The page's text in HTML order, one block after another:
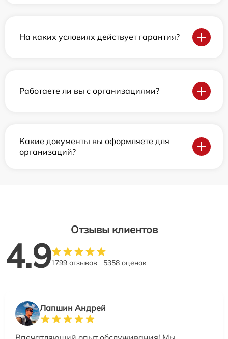
На каких условиях действует гарантия?
Работаете ли вы с организациями?
Какие документы вы оформляете для
организаций?
Отзывы клиентов
4.91799 отзывов 5358 оценок
Лапшин Андрей